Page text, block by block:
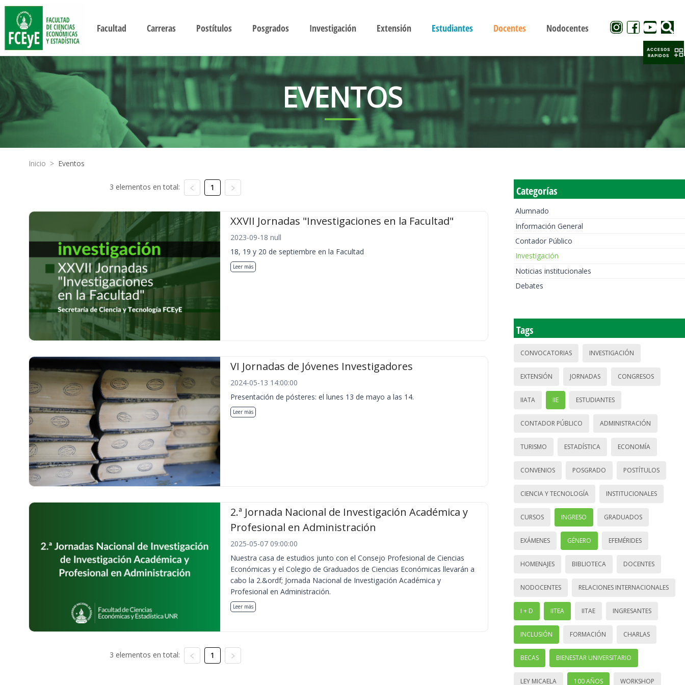
Facultad Carreras Postítulos Posgrados Investigación Extensión Estudiantes Docentes Nodocentes
EVENTOS
Inicio > Eventos
3 elementos en total: 1
XXVII Jornadas "Investigaciones en la Facultad"
2023-09-18 null
18, 19 y 20 de septiembre en la Facultad
Leer más
VI Jornadas de Jóvenes Investigadores
2024-05-13 14:00:00
Presentación de pósteres: el lunes 13 de mayo a las 14.
Leer más
2.ª Jornada Nacional de Investigación Académica y
Profesional en Administración
2025-05-07 09:00:00
Nuestra casa de estudios junto con el Consejo Profesional de Ciencias
Económicas y el Colegio de Graduados de Ciencias Económicas llevarán a
cabo la 2.&ordf; Jornada Nacional de Investigación Académica y
Profesional en Administración.
Leer más
3 elementos en total: 1
Categorías
Alumnado
Información General
Contador Público
Investigación
Noticias institucionales
Debates
Tags
CONVOCATORIAS INVESTIGACIÓN
EXTENSIÓN JORNADAS CONGRESOS
IIATA IIE ESTUDIANTES
CONTADOR PÚBLICO ADMINISTRACIÓN
TURISMO ESTADÍSTICA ECONOMÍA
CONVENIOS POSGRADO POSTÍTULOS
CIENCIA Y TECNOLOGÍA INSTITUCIONALES
CURSOS INGRESO GRADUADOS
EXÁMENES GÉNERO EFEMÉRIDES
HOMENAJES BIBLIOTECA DOCENTES
NODOCENTES RELACIONES INTERNACIONALES
I + D IITEA IITAE INGRESANTES
INCLUSIÓN FORMACIÓN CHARLAS
BECAS BIENESTAR UNIVERSITARIO
LEY MICAELA 100 AÑOS WORKSHOP
ACCESOS
RAPIDOS